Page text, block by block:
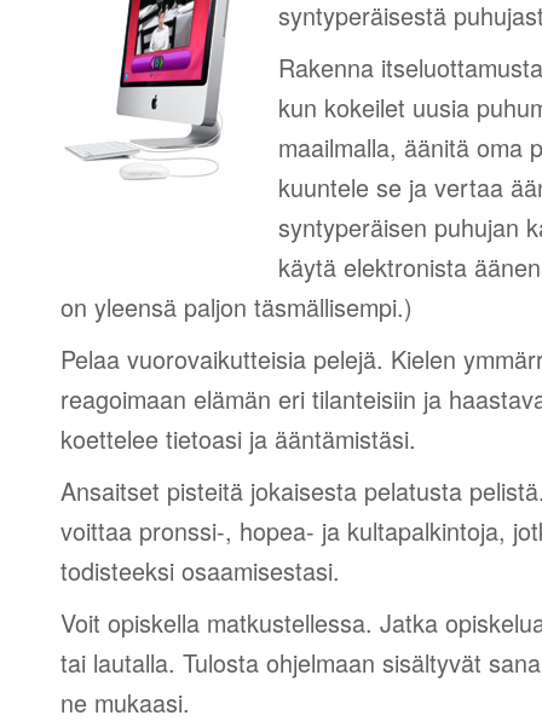
syntyperäisestä
Rakenna
kun kokeilet uusia
maailmalla, äänitä oma
kuuntele se ja vertaa
syntyperäisen puhujan
käytä elektronista
on yleensä paljon täsmällisempi.)
Pelaa vuorovaikutteisia pelejä. Kielen
reagoimaan elämän eri tilanteisiin ja
koettelee tietoasi ja ääntämistäsi.
Ansaitset pisteitä jokaisesta pelatusta
voittaa pronssi-, hopea- ja kultapalkintoja,
todisteeksi osaamisestasi.
Voit opiskella matkustellessa. Jatka
tai lautalla. Tulosta ohjelmaan sisältyvät
ne mukaasi.